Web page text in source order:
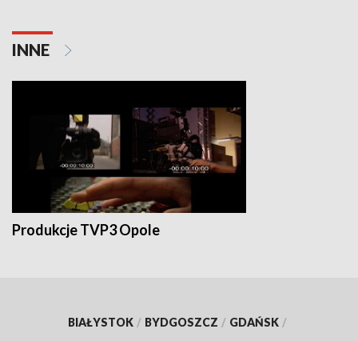
INNE
Produkcje TVP3 Opole
BIAŁYSTOK / BYDGOSZCZ / GDAŃSK /